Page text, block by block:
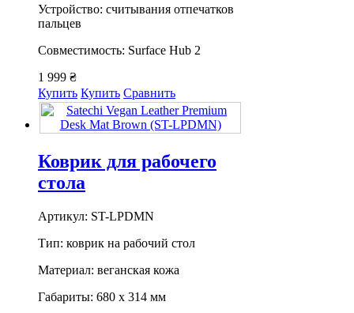
Устройство: считывания отпечатков
пальцев
Совместимость: Surface Hub 2
1 999 ₴
Купить Купить Сравнить
Коврик для рабочего
стола
Артикул: ST-LPDMN
Тип: коврик на рабочий стол
Материал: веганская кожа
Габариты: 680 х 314 мм